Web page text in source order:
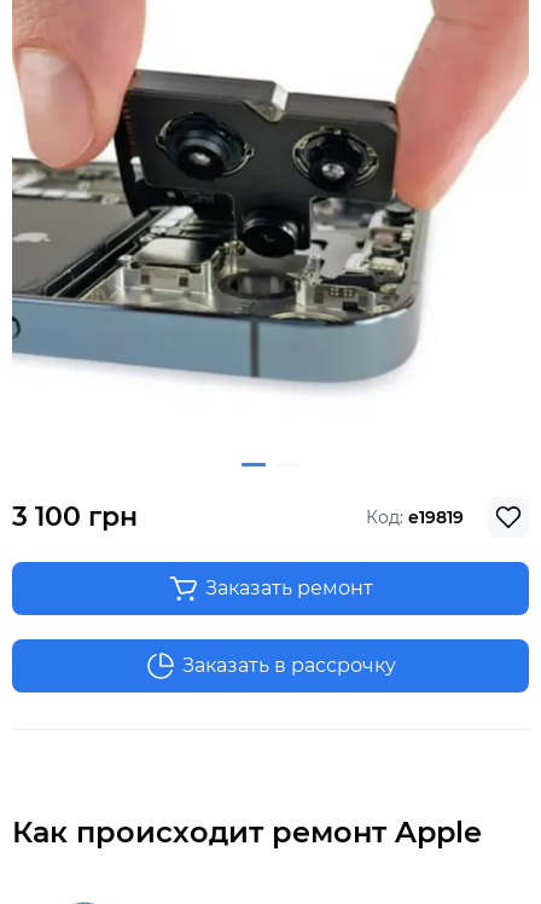
3 100 грн Код: e19819
Заказать ремонт
Заказать в рассрочку
Как происходит ремонт Apple